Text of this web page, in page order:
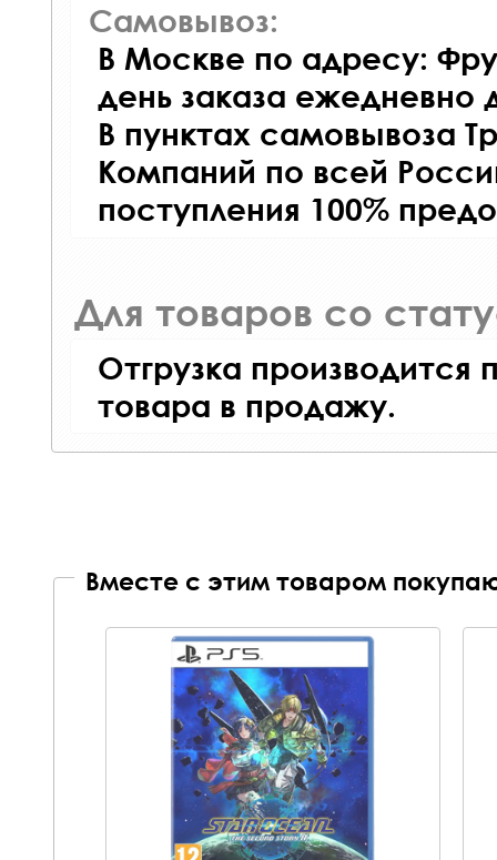
Самовывоз:
В Москве по адресу:
день заказа ежедневно
В пунктах самовывоза
Компаний по всей
поступления 100%
Для товаров со
Отгрузка производится
товара в продажу.
Вместе с этим товаром